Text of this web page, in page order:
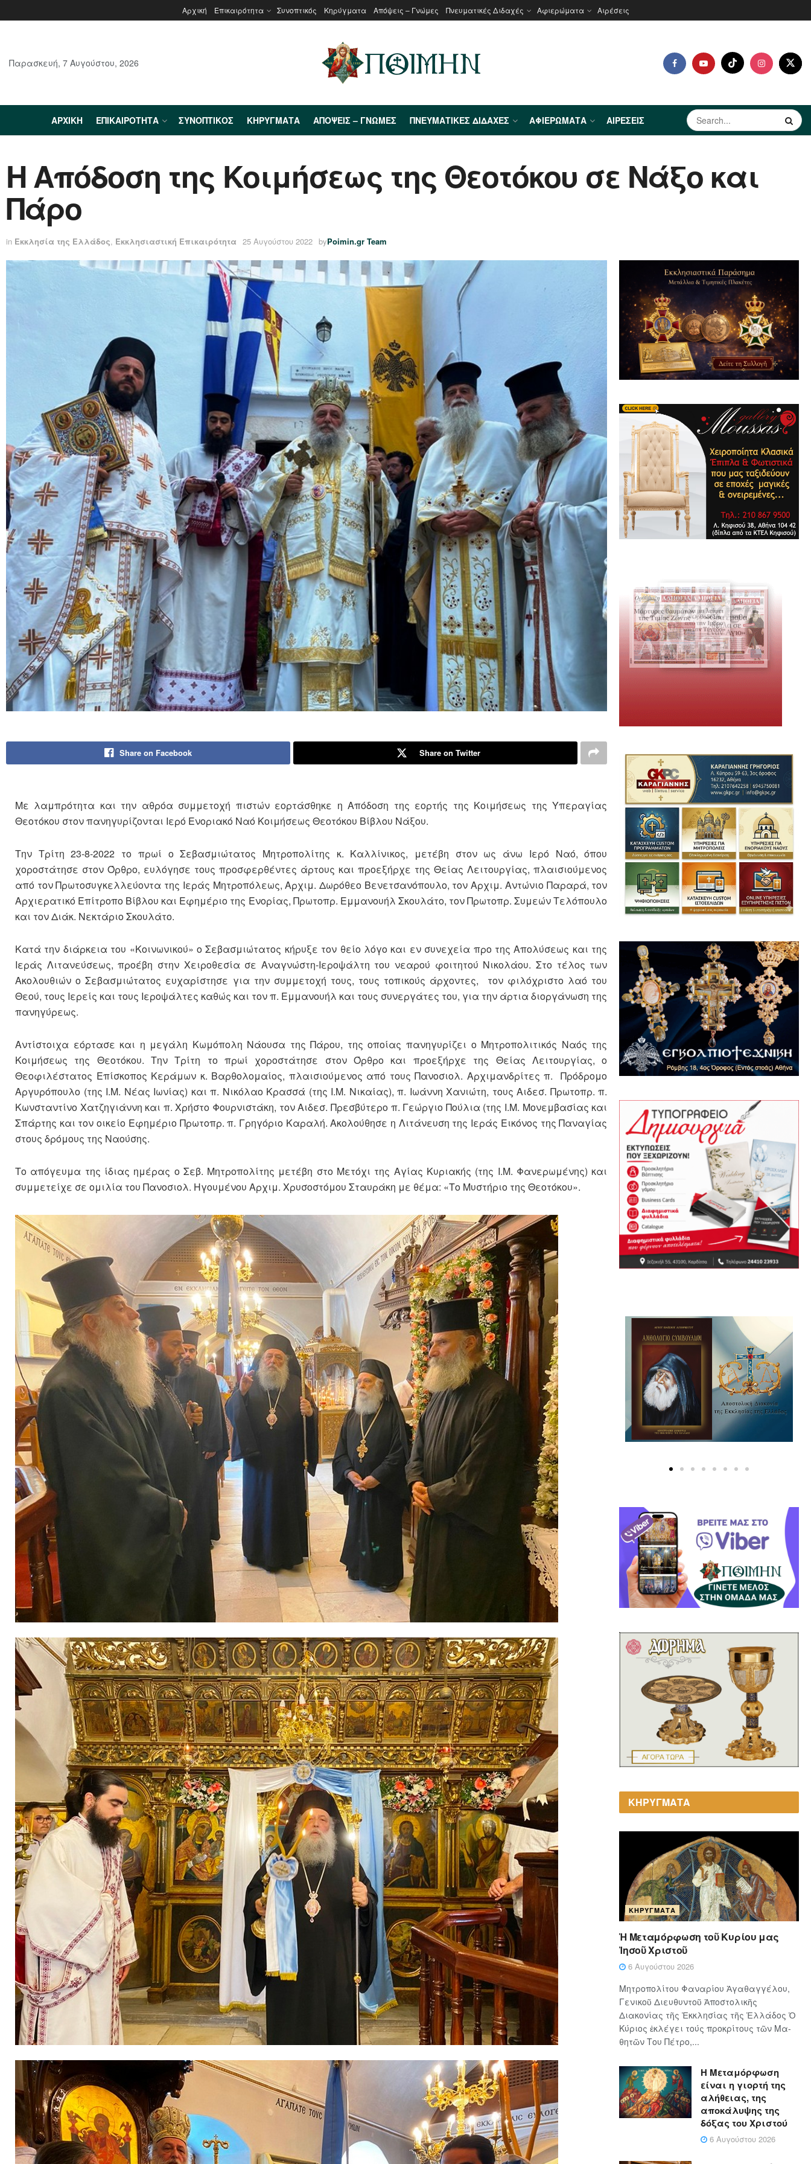
Αρχική Επικαιρότητα Συνοπτικός Κηρύγματα Απόψεις – Γνώμες Πνευματικές Διδαχές Αφιερώματα Αιρέσεις
Παρασκευή, 7 Αυγούστου, 2026
ΑΡΧΙΚΉ ΕΠΙΚΑΙΡΌΤΗΤΑ ΣΥΝΟΠΤΙΚΌΣ ΚΗΡΎΓΜΑΤΑ ΑΠΌΨΕΙΣ – ΓΝΏΜΕΣ ΠΝΕΥΜΑΤΙΚΈΣ ΔΙΔΑΧΈΣ ΑΦΙΕΡΏΜΑΤΑ ΑΙΡΈΣΕΙΣ
Η Απόδοση της Κοιμήσεως της Θεοτόκου σε Νάξο και
Πάρο
in Εκκλησία της Ελλάδος, Εκκλησιαστική Επικαιρότητα 25 Αυγούστου 2022 byPoimin.gr Team
Share on Facebook Share on Twitter
Με λαμπρότητα και την αθρόα συμμετοχή πιστών εορτάσθηκε η Απόδοση της εορτής της Κοιμήσεως της Υπεραγίας
Θεοτόκου στον πανηγυρίζονται Ιερό Ενοριακό Ναό Κοιμήσεως Θεοτόκου Βίβλου Νάξου.
Την Τρίτη 23-8-2022 το πρωί ο Σεβασμιώτατος Μητροπολίτης κ. Καλλίνικος, μετέβη στον ως άνω Ιερό Ναό, όπου
χοροστάτησε στον Όρθρο, ευλόγησε τους προσφερθέντες άρτους και προεξήρχε της Θείας Λειτουργίας, πλαισιούμενος
από τον Πρωτοσυγκελλεύοντα της Ιεράς Μητροπόλεως, Αρχιμ. Δωρόθεο Βενετσανόπουλο, τον Αρχιμ. Αντώνιο Παραρά, τον
Αρχιερατικό Επίτροπο Βίβλου και Εφημέριο της Ενορίας, Πρωτοπρ. Εμμανουήλ Σκουλάτο, τον Πρωτοπρ. Συμεών Τελόπουλο
και τον Διάκ. Νεκτάριο Σκουλάτο.
Κατά την διάρκεια του «Κοινωνικού» ο Σεβασμιώτατος κήρυξε τον θείο λόγο και εν συνεχεία προ της Απολύσεως και της
Ιεράς Λιτανεύσεως, προέβη στην Χειροθεσία σε Αναγνώστη-Ιεροψάλτη του νεαρού φοιτητού Νικολάου. Στο τέλος των
Ακολουθιών ο Σεβασμιώτατος ευχαρίστησε για την συμμετοχή τους, τους τοπικούς άρχοντες, τον φιλόχριστο λαό του
Θεού, τους Ιερείς και τους Ιεροψάλτες καθώς και τον π. Εμμανουήλ και τους συνεργάτες του, για την άρτια διοργάνωση της
πανηγύρεως.
Αντίστοιχα εόρτασε και η μεγάλη Κωμόπολη Νάουσα της Πάρου, της οποίας πανηγυρίζει ο Μητροπολιτικός Ναός της
Κοιμήσεως της Θεοτόκου. Την Τρίτη το πρωί χοροστάτησε στον Όρθρο και προεξήρχε της Θείας Λειτουργίας, ο
Θεοφιλέστατος Επίσκοπος Κεράμων κ. Βαρθολομαίος, πλαισιούμενος από τους Πανοσιολ. Αρχιμανδρίτες π. Πρόδρομο
Αργυρόπουλο (της Ι.Μ. Νέας Ιωνίας) και π. Νικόλαο Κρασσά (της Ι.Μ. Νικαίας), π. Ιωάννη Χανιώτη, τους Αιδεσ. Πρωτοπρ. π.
Κωνσταντίνο Χατζηγιάννη και π. Χρήστο Φουρνιστάκη, τον Αιδεσ. Πρεσβύτερο π. Γεώργιο Πούλια (της Ι.Μ. Μονεμβασίας και
Σπάρτης και τον οικείο Εφημέριο Πρωτοπρ. π. Γρηγόριο Καραλή. Ακολούθησε η Λιτάνευση της Ιεράς Εικόνος της Παναγίας
στους δρόμους της Ναούσης.
Το απόγευμα της ίδιας ημέρας ο Σεβ. Μητροπολίτης μετέβη στο Μετόχι της Αγίας Κυριακής (της Ι.Μ. Φανερωμένης) και
συμμετείχε σε ομιλία του Πανοσιολ. Ηγουμένου Αρχιμ. Χρυσοστόμου Σταυράκη με θέμα: «Το Μυστήριο της Θεοτόκου».
ΚΗΡΥΓΜΑΤΑ
ΚΗΡΎΓΜΑΤΑ
Ἡ Μεταμόρφωση τοῦ Κυρίου μας
Ἰησοῦ Χριστοῦ
6 Αυγούστου 2026
Μητροπολίτου Φαναρίου Ἀγαθαγγέλου,
Γενικοῦ Διευθυντοῦ Ἀποστολικῆς
Διακονίας τῆς Ἐκκλησίας τῆς Ἑλλάδος Ὁ
Κύ­ρι­ος ἐκλέγει τούς προ­κρί­τους τῶν Μα­
θη­τῶν Του Πέ­τρο,...
Η Μεταμόρφωση
είναι η γιορτή της
αλήθειας, της
αποκάλυψης της
δόξας του Χριστού
6 Αυγούστου 2026